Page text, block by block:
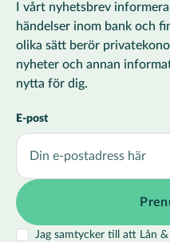
I vårt nyhetsbrev
händelser inom bank och
olika sätt berör
nyheter och annan
nytta för dig.
E-post
Jag samtycker till att Lån